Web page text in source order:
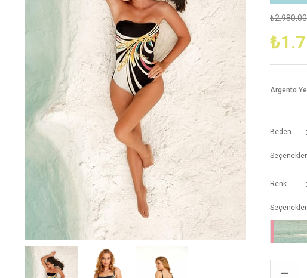
₺2.980,00
Argento
Beden :
Renk :